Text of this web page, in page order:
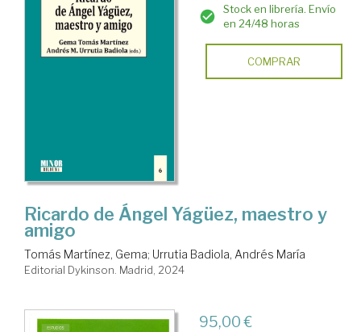
Stock en librería. Envío
en 24/48 horas
COMPRAR
Ricardo de Ángel Yágüez, maestro y
amigo
Tomás Martínez, Gema; Urrutia Badiola, Andrés María
Editorial Dykinson. Madrid, 2024
95,00 €